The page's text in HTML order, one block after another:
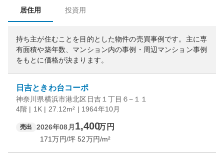
居住用 投資用
持ち主が住むことを目的とした物件の売買事例です。 主に専
有面積や築年数、マンション内の事例・周辺マンション事例
をもとに価格が決まります。
日吉ときわ台コーポ
神奈川県横浜市港北区日吉１丁目６−１１
4階 | 1K | 27.12m² | 1964年10月
売出 2026年08月 1,400万円
171万円/坪 52万円/m²